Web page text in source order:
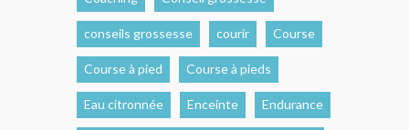
conseils grossesse courir Course
Course à pied Course à pieds
Eau citronnée Enceinte Endurance